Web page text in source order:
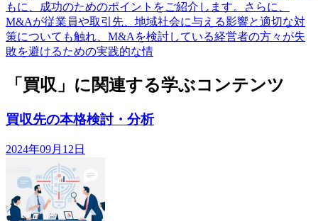
もに、成功のためのポイントをご紹介します。さらに、
M&Aが従業員や取引先、地域社会に与える影響と適切な対
策についても触れ、M&Aを検討している経営者の方々が失
敗を避けるための実践的な情
「買収」に関連する学ぶコンテンツ
買収先の本格検討・分析
2024年09月12日